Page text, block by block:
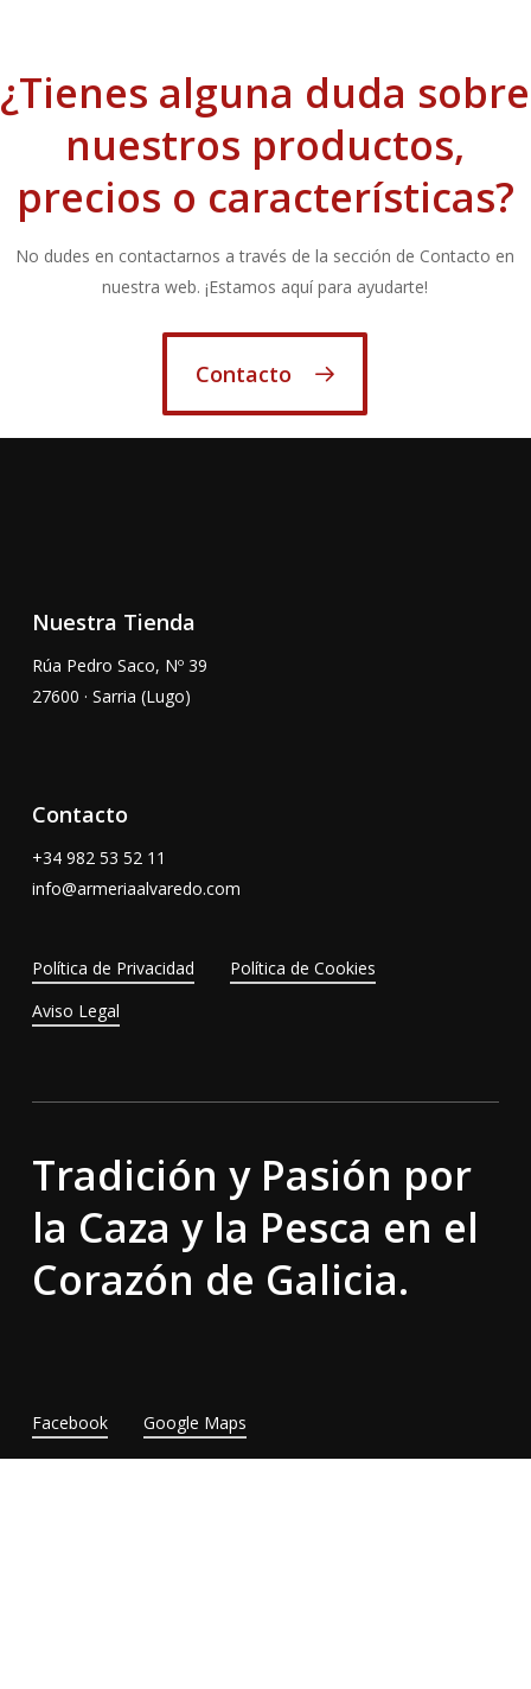
¿Tienes alguna duda sobre
nuestros productos,
precios o características?
No dudes en contactarnos a través de la sección de Contacto en
nuestra web. ¡Estamos aquí para ayudarte!
Contacto
Nuestra Tienda
Rúa Pedro Saco, Nº 39
27600 · Sarria (Lugo)
Contacto
+34 982 53 52 11
info@armeriaalvaredo.com
Política de Privacidad
Política de Cookies
Aviso Legal
Tradición y Pasión por
la Caza y la Pesca en el
Corazón de Galicia.
Facebook Google Maps